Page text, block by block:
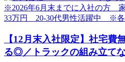
【12月末入社限定】社宅費
る◎／トラックの組み立て